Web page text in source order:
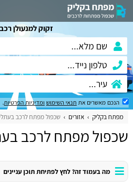
זקוק למנעולן
הנכם מאשרים את תנאי השימוש ומדיניות הפרטיות.
מפתח בקליק אזורים שכפול מפתח לרכב
שכפול מפתח לרכב
מה בעמוד זה? לחץ לפתיחת תוכן עניינים